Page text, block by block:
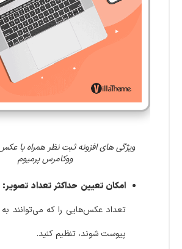
ویژگی های افزونه ثبت نظر همراه با
ووکامرس پرمیوم
امکان تعیین حداکثر تعداد تصویر:
تعداد عکس‌هایی را که می‌توانند
پیوست شوند، تنظیم کنید.